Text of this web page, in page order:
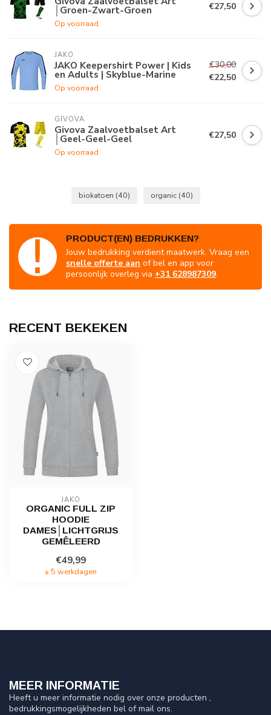
│Groen-Zwart-Groen
Op voorraad
€27,50
JAKO
JAKO Keepershirt Power | Kids
en Adults | Skyblue-Marine
Op voorraad
€30,00
€22,50
GIVOVA
Givova Zaalvoetbalset Art
│Geel-Geel-Geel
Op voorraad
€27,50
biokatoen (40) organic (40)
PRODUCT(EN) BEDRUKKEN?
Jouw bedrukking verdient maatwerk. Vraag een
snelle offerte aan of bel en app voor
persoonlijk overleg via +31 628987309.
RECENT BEKEKEN
JAKO
ORGANIC FULL ZIP
HOODIE
DAMES│LICHTGRIJS
GEMÊLEERD
€49,99
± 5 werkdagen
MEER INFORMATIE
Heeft u meer informatie nodig over onze producten ,
bedrukkingsmogelijkheden bel of mail ons.